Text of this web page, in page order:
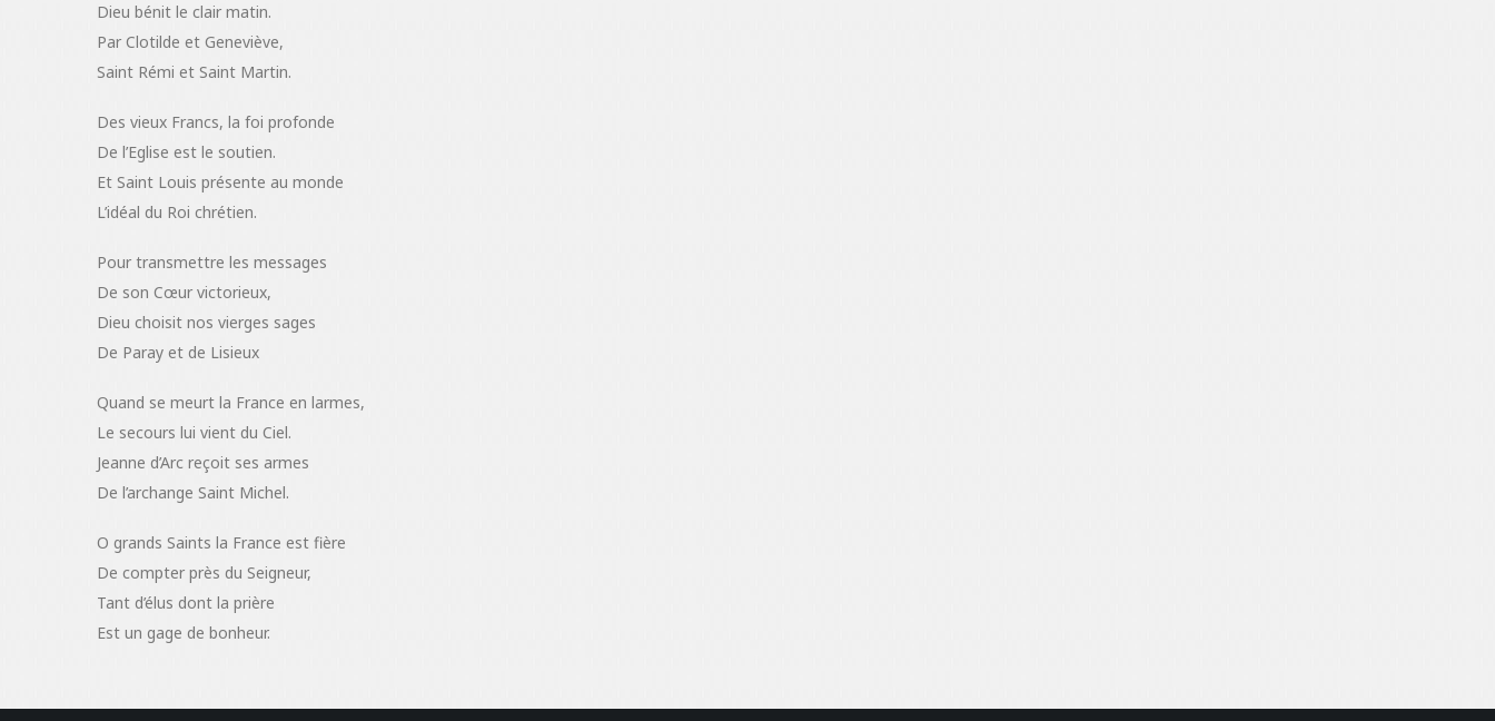
Dieu bénit le clair matin.
Par Clotilde et Geneviève,
Saint Rémi et Saint Martin.
Des vieux Francs, la foi profonde
De l’Eglise est le soutien.
Et Saint Louis présente au monde
L’idéal du Roi chrétien.
Pour transmettre les messages
De son Cœur victorieux,
Dieu choisit nos vierges sages
De Paray et de Lisieux
Quand se meurt la France en larmes,
Le secours lui vient du Ciel.
Jeanne d’Arc reçoit ses armes
De l’archange Saint Michel.
O grands Saints la France est fière
De compter près du Seigneur,
Tant d’élus dont la prière
Est un gage de bonheur.